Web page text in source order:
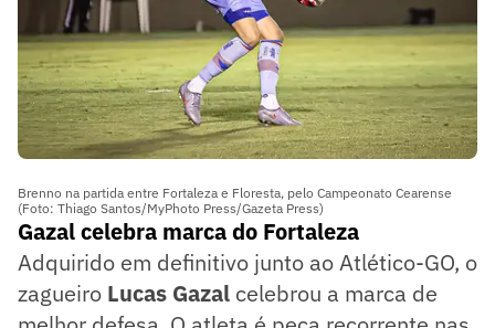
Brenno na partida entre Fortaleza e Floresta, pelo Campeonato Cearense
(Foto: Thiago Santos/MyPhoto Press/Gazeta Press)
Gazal celebra marca do Fortaleza
Adquirido em definitivo junto ao Atlético-GO, o
zagueiro Lucas Gazal celebrou a marca de